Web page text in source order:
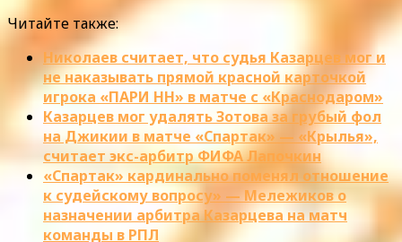
Читайте также:
Николаев считает, что судья Казарцев мог и
не наказывать прямой красной карточкой
игрока «ПАРИ НН» в матче с «Краснодаром»
Казарцев мог удалять Зотова за грубый фол
на Джикии в матче «Спартак» — «Крылья»,
считает экс-арбитр ФИФА Лапочкин
«Спартак» кардинально поменял отношение
к судейскому вопросу» — Мележиков о
назначении арбитра Казарцева на матч
команды в РПЛ